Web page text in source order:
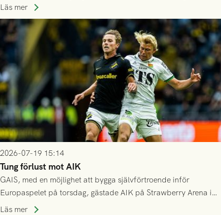
spelas den tredje kvalomgången kort därpå. Motståndare blir
då vinnaren i mötet mellan isländska Valur och HŠK Zrinjski
Mostar från Bosnien och Hercegovina.
Läs mer
2026-07-19 15:14
Tung förlust mot AIK
GAIS, med en möjlighet att bygga självförtroende inför
Europaspelet på torsdag, gästade AIK på Strawberry Arena i
Stockholm . Men trots konstant hotande i första halvlek av
Läs mer